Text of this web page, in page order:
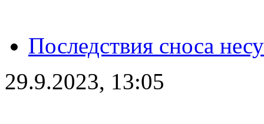
Последствия сноса
29.9.2023, 13:05